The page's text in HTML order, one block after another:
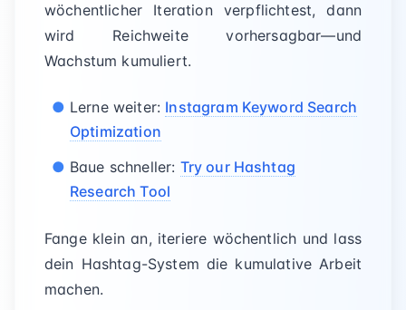
wöchentlicher Iteration verpflichtest, dann
wird Reichweite vorhersagbar—und
Wachstum kumuliert.
Lerne weiter: Instagram Keyword Search
Optimization
Baue schneller: Try our Hashtag
Research Tool
Fange klein an, iteriere wöchentlich und lass
dein Hashtag-System die kumulative Arbeit
machen.